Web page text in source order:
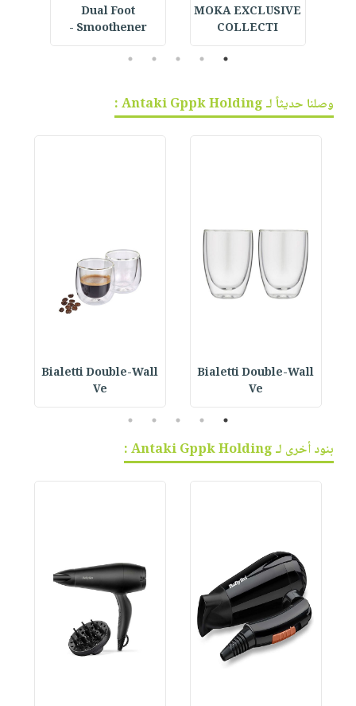
MOKA EXCLUSIVE
COLLECTI
Dual Foot
Smoothener -
1
2
3
4
5
وصلنا حديثاً لـ Antaki Gppk Holding :
Bialetti Double-Wall
Ve
Bialetti Double-Wall
Ve
1
2
3
4
5
بنود أخرى لـ Antaki Gppk Holding :